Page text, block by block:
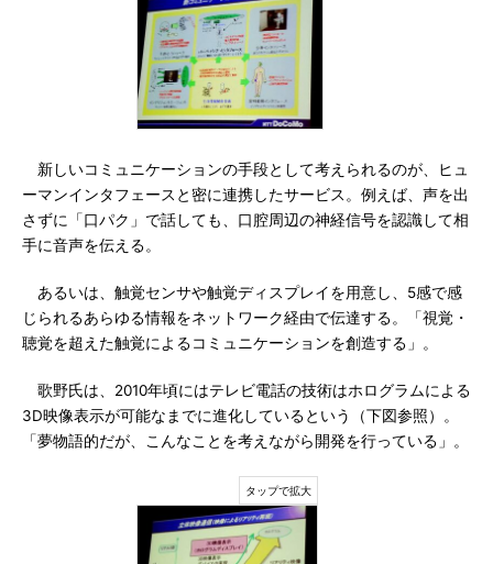
新しいコミュニケーションの手段として考えられるのが、ヒュ
ーマンインタフェースと密に連携したサービス。例えば、声を出
さずに「口パク」で話しても、口腔周辺の神経信号を認識して相
手に音声を伝える。
あるいは、触覚センサや触覚ディスプレイを用意し、5感で感
じられるあらゆる情報をネットワーク経由で伝達する。「視覚・
聴覚を超えた触覚によるコミュニケーションを創造する」。
歌野氏は、2010年頃にはテレビ電話の技術はホログラムによる
3D映像表示が可能なまでに進化しているという（下図参照）。
「夢物語的だが、こんなことを考えながら開発を行っている」。